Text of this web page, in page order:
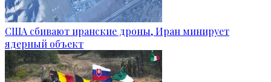
США сбивают иранские дроны, Иран минирует
ядерный объект